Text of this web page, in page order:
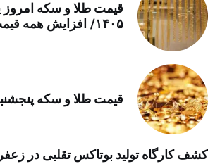
۱۴۰۵/ افزایش همه قیمت ها + جدول
قیمت طلا و سکه پنجشنبه ۱۵
کشف کارگاه تولید بوتاکس تقلبی در